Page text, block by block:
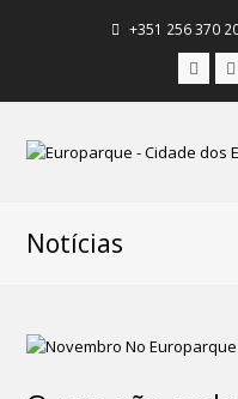
+351 256 370
Notícias